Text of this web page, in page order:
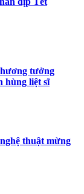
tưởng
hùng liệt sĩ
thuật mừng